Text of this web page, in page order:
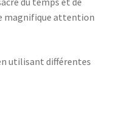
magnifique attention
utilisant différentes